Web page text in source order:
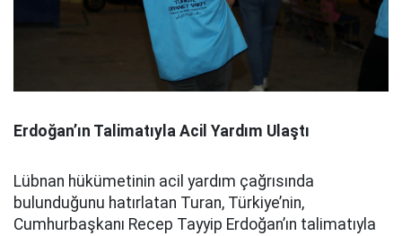
Erdoğan’ın Talimatıyla Acil Yardım Ulaştı
Lübnan hükümetinin acil yardım çağrısında
bulunduğunu hatırlatan Turan, Türkiye’nin,
Cumhurbaşkanı Recep Tayyip Erdoğan’ın talimatıyla